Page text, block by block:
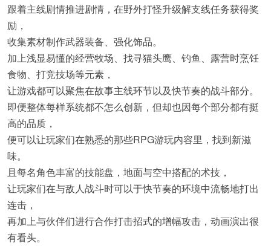
跟着主线剧情推进剧情，在野外打怪升级解支线任务获得奖
励，
收集素材制作武器装备、强化饰品。
加上浅显易懂的经营牧场、找寻猫头鹰、钓鱼、露营时烹饪
食物、打竞技场等元素，
让游戏都可以聚焦在故事主线环节以及快节奏的战斗部分。
即便整体每样系统都不怎么创新，但却也因每个部分都有挺
高的品质，
便可以让玩家们在熟悉的那些RPG游玩内容里，找到新滋
味。
且每名角色丰富的技能盘，地面与空中搭配的术技，
让玩家们在与敌人战斗时可以于快节奏的环境中流畅地打出
连击，
再加上与伙伴们进行合作打击招式的增幅攻击，动画演出很
有看头。